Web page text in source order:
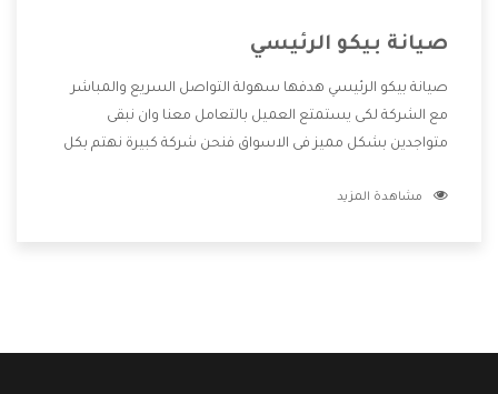
صيانة بيكو الرئيسي
صيانة بيكو الرئيسي هدفها سهولة التواصل السريع والمباشر
مع الشركة لكى يستمتع العميل بالتعامل معنا وان نبقى
متواجدين بشكل مميز فى الاسواق فنحن شركة كبيرة نهتم بكل
الشركة بها والتى تكون منها خدمة الصيانة التى تكون من أهم
مشاهدة المزيد